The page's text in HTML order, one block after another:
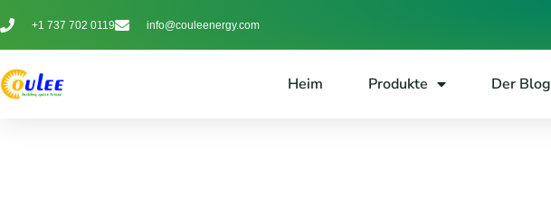
+1 737 702 0119 info@couleenergy.com
Heim Produkte Der Blog